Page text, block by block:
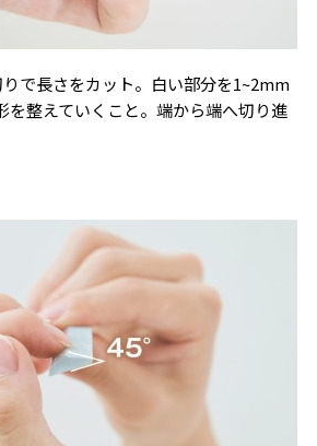
りで長さをカット。白い部分を1~2mm
を整えていくこと。端から端へ切り進